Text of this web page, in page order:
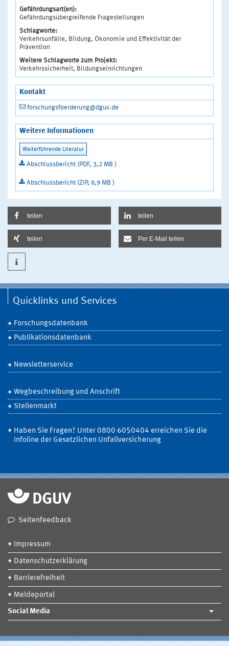
Gefährdungsart(en):
Gefährdungsübergreifende Fragestellungen
Schlagworte:
Verkehrsunfälle, Bildung, Ökonomie und Effektivität der
Prävention
Weitere Schlagworte zum Projekt:
Verkehrssicherheit, Bildungseinrichtungen
Kontakt
forschungsfoerderung@dguv.de
Weitere Informationen
Abschlussbericht (PDF, 3,2 MB )
Abschlussbericht (ZIP, 8,9 MB )
teilen teilen
teilen Per E-Mail teilen
Quicklinks und Services
Forschungsdatenbank
Publikationsdatenbank
Newsletterservice
Wegbeschreibung und Anschrift
Stellenmarkt
Haben Sie Fragen? Unter 0800 6050404 erreichen Sie die
Infoline der Gesetzlichen Unfallversicherung
Seitenfeedback
Impressum
Datenschutzerklärung
Barrierefreiheit
Meldeportal
Social Media